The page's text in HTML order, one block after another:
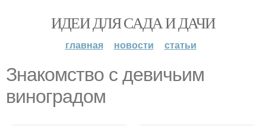
ИДЕИ ДЛЯ САДА И ДАЧИ
главная новости статьи
Знакомство с девичьим
виноградом